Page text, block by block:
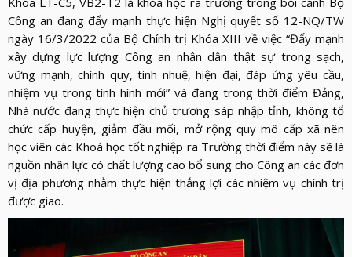
VIỆN
VIDEO
LIÊN
HỆ
Công an đang đẩy mạnh thực hiện Nghị quyết số 12-NQ/TW
ngày 16/3/2022 của Bộ Chính trị Khóa XIII về việc “Đẩy mạnh
xây dựng lực lượng Công an nhân dân thật sự trong sạch,
vững mạnh, chính quy, tinh nhuệ, hiện đại, đáp ứng yêu cầu,
nhiệm vụ trong tình hình mới” và đang trong thời điểm Đảng,
Nhà nước đang thực hiện chủ trương sáp nhập tỉnh, không tổ
chức cấp huyện, giảm đầu mối, mở rộng quy mô cấp xã nên
học viên các Khoá học tốt nghiệp ra Trường thời điểm này sẽ là
nguồn nhân lực có chất lượng cao bổ sung cho Công an các đơn
vị địa phương nhằm thực hiện thắng lợi các nhiệm vụ chính trị
được giao.